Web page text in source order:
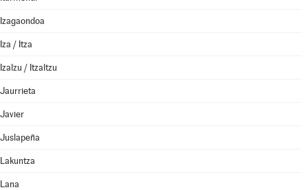
Izagaondoa
Iza / Itza
Izalzu / Itzaltzu
Jaurrieta
Javier
Juslapeña
Lakuntza
Lana